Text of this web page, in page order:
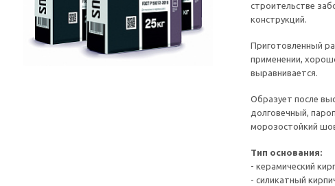
строительстве
конструкций.
Приготовленный
применении,
выравнивается.
Образует после
долговечный,
морозостойкий
Тип основания:
- керамический
- силикатный